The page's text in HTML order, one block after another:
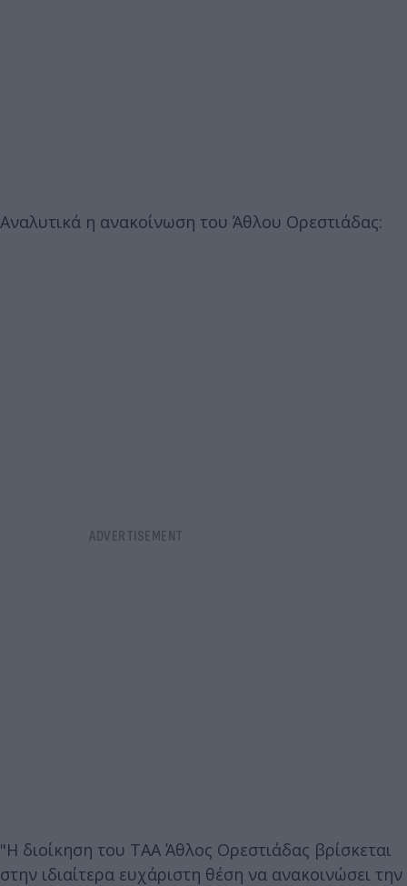
Αναλυτικά η ανακοίνωση του Άθλου Ορεστιάδας:
"Η διοίκηση του ΤΑΑ Άθλος Ορεστιάδας βρίσκεται
στην ιδιαίτερα ευχάριστη θέση να ανακοινώσει την